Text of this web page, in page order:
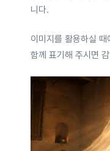
니다.
이미지를 활용하실 때
함께 표기해 주시면